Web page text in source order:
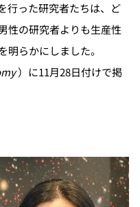
行った研究者たちは、ど
性の研究者よりも生産性
明らかにしました。
）に11月28日付けで掲